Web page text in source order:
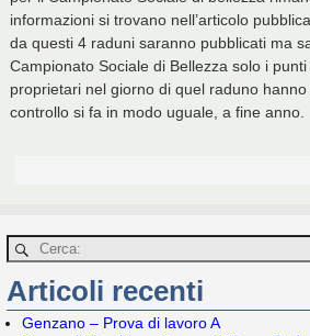
informazioni si trovano nell’articolo
da questi 4 raduni saranno pubblicati ma
Campionato Sociale di Bellezza solo i
proprietari nel giorno di quel raduno
controllo si fa in modo uguale, a fine anno.
Articoli recenti
Genzano – Prova di lavoro A